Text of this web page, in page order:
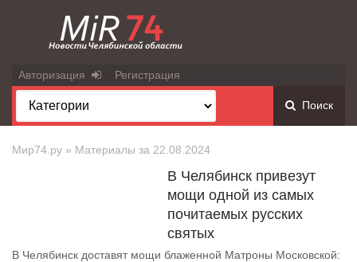
Авторизация Регистрация
Поиск
Мир74.ру » Материалы за 22.08.2024
В Челябинск привезут
мощи одной из самых
почитаемых русских
святых
В Челябинск доставят мощи блаженной Матроны Московской: